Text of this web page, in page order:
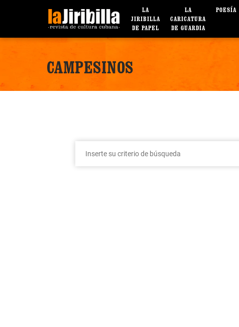
LA
JIRIBILLA
DE PAPEL
LA
CARICATURA
DE GUARDIA
POESÍA
CAMPESINOS